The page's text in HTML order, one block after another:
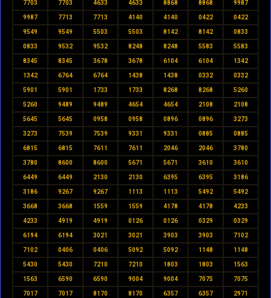
7703 7703 4633 4633 8868 8868 9987
9987 7713 7713 4140 4140 0422 0422
9549 9549 5503 5503 8142 8142 0833
0833 9532 9532 8248 8248 5583 5583
8345 8345 3678 3678 6104 6104 1342
1342 6764 6764 1438 1438 0332 0332
5901 5901 1733 1733 8268 8268 5260
5260 9489 9489 4654 4654 2108 2108
5645 5645 0958 0958 0896 0896 3273
3273 7539 7539 9331 9331 0885 0885
6815 6815 7611 7611 2046 2046 3780
3780 8600 8600 5671 5671 3610 3610
6449 6449 2130 2130 6395 6395 3186
3186 9267 9267 1113 1113 5492 5492
3668 3668 1559 1559 4178 4178 4233
4233 4919 4919 0126 0126 0329 0329
6194 6194 3021 3021 3903 3903 7102
7102 0406 0406 5092 5092 1148 1148
5430 5430 7210 7210 1803 1803 1563
1563 6590 6590 9004 9004 7075 7075
7017 7017 8170 8170 6357 6357 2971